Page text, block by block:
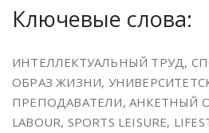
Ключевые слова:
ИНТЕЛЛЕКТУАЛЬНЫЙ ТРУД,
ОБРАЗ ЖИЗНИ,
ПРЕПОДАВАТЕЛИ, АНКЕТНЫЙ
LABOUR, SPORTS LEISURE,